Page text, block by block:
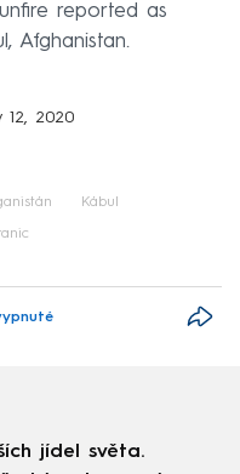
reported as
Afghanistan.
12, 2020
Kábul
jídel světa.